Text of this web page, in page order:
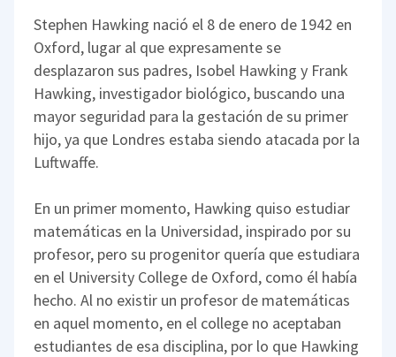
Stephen Hawking nació el 8 de enero de 1942 en
Oxford, lugar al que expresamente se
desplazaron sus padres, Isobel Hawking y Frank
Hawking, investigador biológico, buscando una
mayor seguridad para la gestación de su primer
hijo, ya que Londres estaba siendo atacada por la
Luftwaffe.
En un primer momento, Hawking quiso estudiar
matemáticas en la Universidad, inspirado por su
profesor, pero su progenitor quería que estudiara
en el University College de Oxford, como él había
hecho. Al no existir un profesor de matemáticas
en aquel momento, en el college no aceptaban
estudiantes de esa disciplina, por lo que Hawking